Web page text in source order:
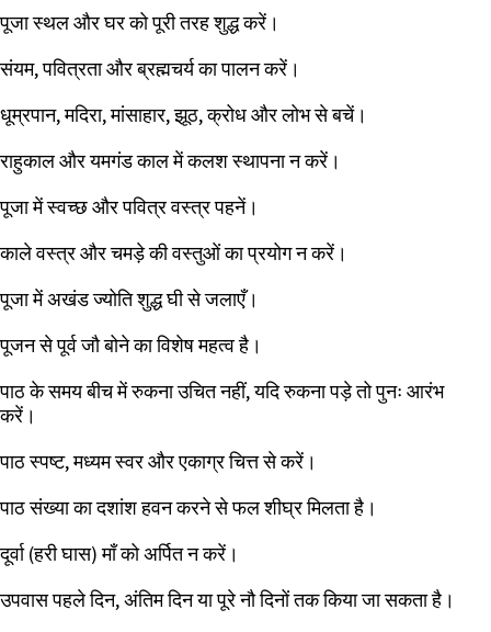
पूजा स्थल और घर को पूरी तरह शुद्ध करें।
संयम, पवित्रता और ब्रह्मचर्य का पालन करें।
धूम्रपान, मदिरा, मांसाहार, झूठ, क्रोध और लोभ से बचें।
राहुकाल और यमगंड काल में कलश स्थापना न करें।
पूजा में स्वच्छ और पवित्र वस्त्र पहनें।
काले वस्त्र और चमड़े की वस्तुओं का प्रयोग न करें।
पूजा में अखंड ज्योति शुद्ध घी से जलाएँ।
पूजन से पूर्व जौ बोने का विशेष महत्व है।
पाठ के समय बीच में रुकना उचित नहीं, यदि रुकना पड़े तो पुनः आरंभ
करें।
पाठ स्पष्ट, मध्यम स्वर और एकाग्र चित्त से करें।
पाठ संख्या का दशांश हवन करने से फल शीघ्र मिलता है।
दूर्वा (हरी घास) माँ को अर्पित न करें।
उपवास पहले दिन, अंतिम दिन या पूरे नौ दिनों तक किया जा सकता है।